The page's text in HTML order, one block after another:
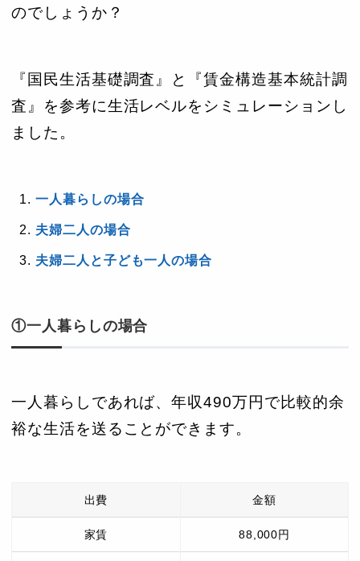
のでしょうか？
『国民生活基礎調査』と『賃金構造基本統計調
査』を参考に生活レベルをシミュレーションし
ました。
一人暮らしの場合
夫婦二人の場合
夫婦二人と子ども一人の場合
①一人暮らしの場合
一人暮らしであれば、年収490万円で比較的余
裕な生活を送ることができます。
出費 金額
家賃 88,000円